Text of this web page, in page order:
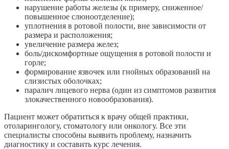
нарушение работы железы (к примеру, сниженное/
повышенное слюноотделение);
уплотнения в ротовой полости, вне зависимости от
размера и расположения;
увеличение размера желез;
боль/дискомфортные ощущения в ротовой полости и
горле;
формирование язвочек или гнойных образований на
слизистых оболочках;
паралич лицевого нерва (один из симптомов развития
злокачественного новообразования).
Пациент может обратиться к врачу общей практики,
отоларингологу, стоматологу или онкологу. Все эти
специалисты способны выявить проблему, назначить
диагностику и составить курс лечения.